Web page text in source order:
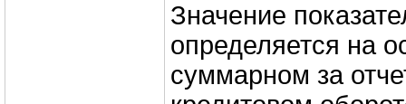
Значение
определяется на
суммарном за